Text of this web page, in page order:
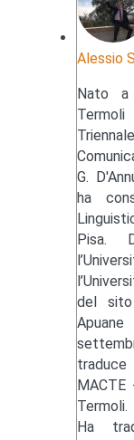
Alessio
Nato
G.
ha
Pisa.
del
traduce
Termoli.
Ha